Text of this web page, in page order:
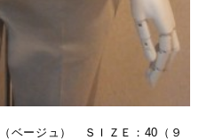
ベージュ） ＳＩＺＥ：40（９